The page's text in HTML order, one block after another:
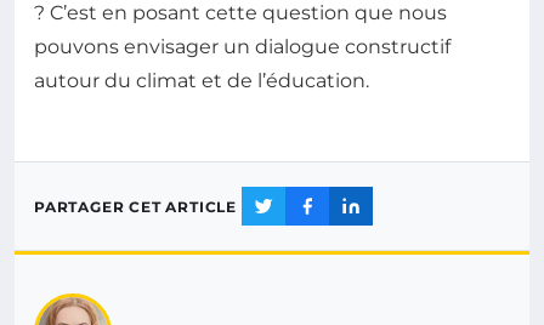
? C’est en posant cette question que nous
pouvons envisager un dialogue constructif
autour du climat et de l’éducation.
PARTAGER CET ARTICLE